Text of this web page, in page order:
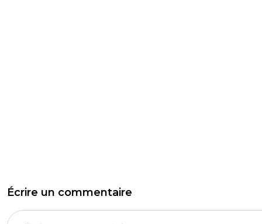
Écrire un commentaire